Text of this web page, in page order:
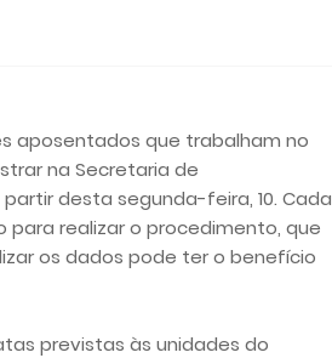
aposentados que trabalham no
na Secretaria de
desta segunda-feira, 10. Cada
realizar o procedimento, que
os dados pode ter o benefício
previstas às unidades do